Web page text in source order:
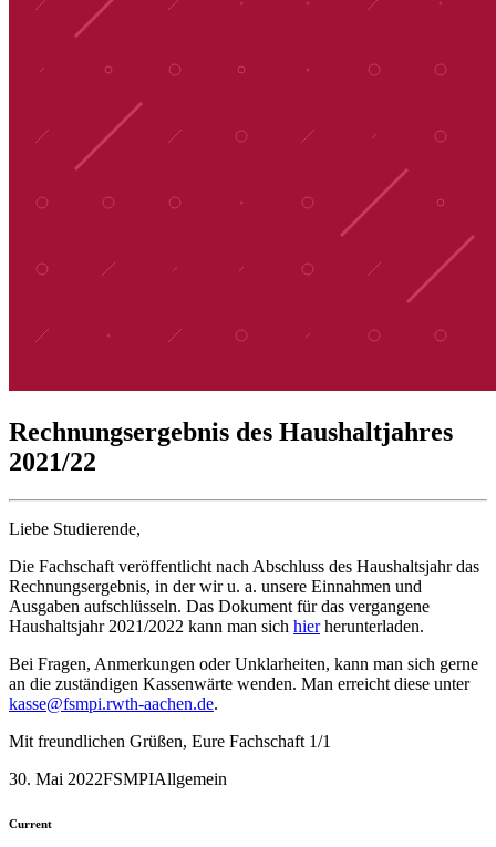
Rechnungsergebnis des Haushaltjahres
2021/22
Liebe Studierende,
Die Fachschaft veröffentlicht nach Abschluss des Haushaltsjahr das
Rechnungsergebnis, in der wir u. a. unsere Einnahmen und
Ausgaben aufschlüsseln. Das Dokument für das vergangene
Haushaltsjahr 2021/2022 kann man sich hierherunterladen.
Bei Fragen, Anmerkungen oder Unklarheiten, kann man sich gerne
an die zuständigen Kassenwärte wenden. Man erreicht diese unter
kasse@fsmpi.rwth-aachen.de.
Mit freundlichen Grüßen, Eure Fachschaft 1/1
30. Mai 2022FSMPIAllgemein
Current